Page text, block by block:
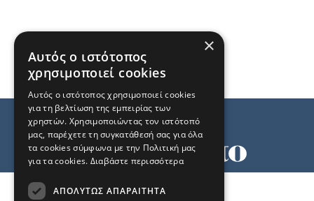
×
Αυτός ο ιστότοπος
χρησιμοποιεί cookies
Αυτός ο ιστότοπος χρησιμοποιεί cookies
για τη βελτίωση της εμπειρίας των
χρηστών. Χρησιμοποιώντας τον ιστότοπό
μας, παρέχετε τη συγκατάθεσή σας για όλα
τα cookies σύμφωνα με την Πολιτική μας
για τα cookies. Διαβάστε περισσότερα
ΑΠΟΛΎΤΩΣ ΑΠΑΡΑΊΤΗΤΑ